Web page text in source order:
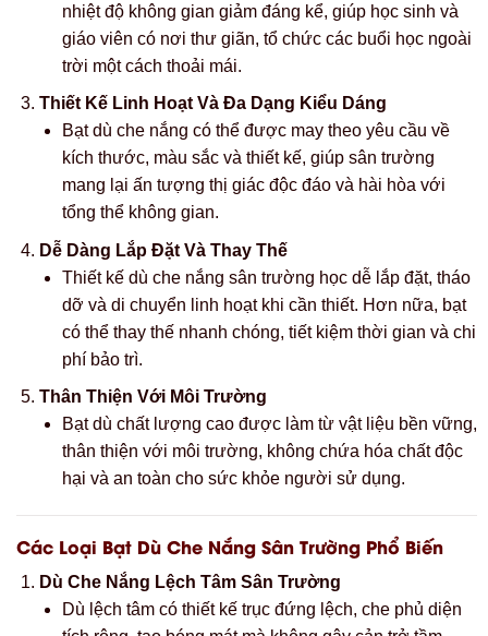
nhiệt độ không gian giảm đáng kể, giúp học sinh và
giáo viên có nơi thư giãn, tổ chức các buổi học ngoài
trời một cách thoải mái.
Thiết Kế Linh Hoạt Và Đa Dạng Kiểu Dáng
Bạt dù che nắng có thể được may theo yêu cầu về
kích thước, màu sắc và thiết kế, giúp sân trường
mang lại ấn tượng thị giác độc đáo và hài hòa với
tổng thể không gian.
Dễ Dàng Lắp Đặt Và Thay Thế
Thiết kế dù che nắng sân trường học dễ lắp đặt, tháo
dỡ và di chuyển linh hoạt khi cần thiết. Hơn nữa, bạt
có thể thay thế nhanh chóng, tiết kiệm thời gian và chi
phí bảo trì.
Thân Thiện Với Môi Trường
Bạt dù chất lượng cao được làm từ vật liệu bền vững,
thân thiện với môi trường, không chứa hóa chất độc
hại và an toàn cho sức khỏe người sử dụng.
Các Loại Bạt Dù Che Nắng Sân Trường Phổ Biến
Dù Che Nắng Lệch Tâm Sân Trường
Dù lệch tâm có thiết kế trục đứng lệch, che phủ diện